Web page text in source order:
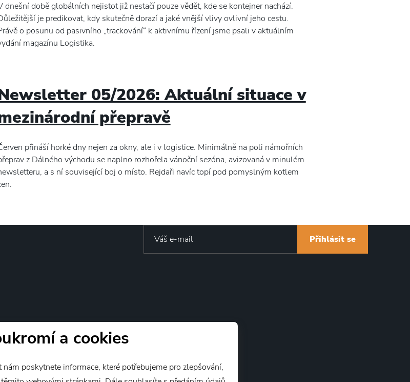
dnešní době globálních nejistot již nestačí pouze vědět, kde se kontejner nachází.
je predikovat, kdy skutečně dorazí a jaké vnější vlivy ovlivní jeho cestu.
o posunu od pasivního „trackování“ k aktivnímu řízení jsme psali v aktuálním
magazínu Logistika.
05/2026: Aktuální situace v
přepravě
přináší horké dny nejen za okny, ale i v logistice. Minimálně na poli námořních
z Dálného východu se naplno rozhořela vánoční sezóna, avizovaná v minulém
a s ní související boj o místo. Rejdaři navíc topí pod pomyslným kotlem
Přihlásit se
IČ: 27248241
office@wakestone.cz
a cookies
poskytnete informace, které potřebujeme pro zlepšování,